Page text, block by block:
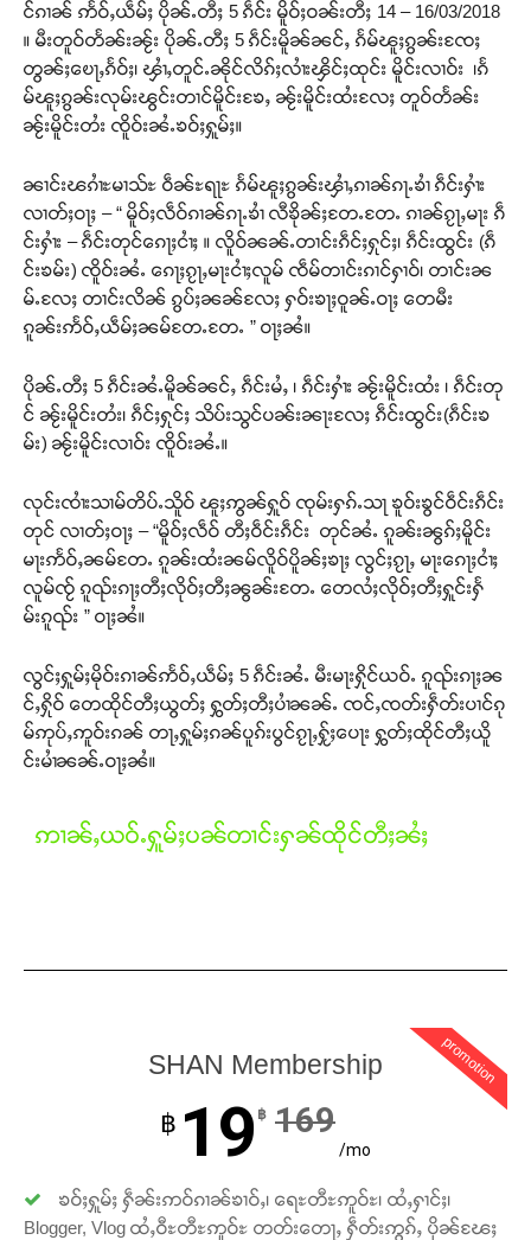
Support SHAN
တႃႇႁႂ်ႈသဵင်ၵၢင်ၸႂ်ၵူၼ်းမိူင်း ၵူႈတီႈၵူႈလႅၼ်ပေႃးတေၸွ
တ်ႇ တူဝ်ႈလုမ်ႈၾႃႉၼၼ်ႉ ၶဝ်ႈႁူမ်ႈၵမ်ႉထႅမ် ၸုမ်းၶၢ
ဝ်ႇၽူႈတွႆႇႁွၵ်ႈ လႆႈယူႇၶႃႈဢေႃႈ။
Donate Now
င်ၵၢၼ် ဢႅဝ်ႇယဵမ်ႈ ပိုၼ်ႉတီႈ 5 ၵဵင်း မိူဝ်ႈဝၼ်းတီႈ 14 – 16/03/2018
။ မီးတူဝ်တႅၼ်းၼႂ်း ပိုၼ်ႉတီႈ 5 ၵဵင်းမိူၼ်ၼင်ႇ ၵႅမ်ၽူႈၵွၼ်းၸႄႈ
တွၼ်ႈၿေႃႇၵႅဝ်ႈ၊ ၾၢႆႇတူင်ႉၼိုင်လိၵ်ႈလၢႆးၾိင်ႈထုင်း မိူင်းလၢဝ်း ၊ၵႅ
မ်ၽူႈၵွၼ်းလုမ်းၽွင်းတၢင်မိူင်းၶႄႇ ၼႂ်းမိူင်းထႆးလႄႈ တူဝ်တႅၼ်း
ၼႂ်းမိူင်းတႆး ၸိူဝ်းၼႆႉၶဝ်ႈႁူမ်ႈ။
ၼၢင်းၽၵၢႆႊမၢသ်ႊ ဝဵၼ်ႊရႃႊ ၵႅမ်ၽူႈၵွၼ်းၾၢႆႇၵၢၼ်ၵႃႉၶၢႆ ၵဵင်းႁၢႆး
လၢတ်ႈဝႃႈ – “ မိူဝ်ႈလဵဝ်ၵၢၼ်ၵႃႉၶၢႆ လီၶိုၼ်ႈတႄႉတႄႉ ၵၢၼ်ၵႂႃႇမႃး ၵဵ
င်းႁၢႆး – ၵဵင်းတုင်ၵေႃႈငၢႆႈ ။ လိူဝ်ၼၼ်ႉတၢင်းၵဵင်ႈႁုင်ႈ၊ ၵဵင်းထွင်း (ၵဵ
င်းၶမ်း) ၸိူဝ်းၼႆႉ ၵေႃႈၵႂႃႇမႃးငၢႆႈလူမ် ၸဵမ်တၢင်းၵၢင်ႁၢဝ်၊ တၢင်းၼ
မ်ႉလႄႈ တၢင်းလိၼ် ၵွပ်ႈၼၼ်လႄႈ ႁဝ်းၶႃႈဝူၼ်ႉဝႃႈ တေမီး
ၵူၼ်းဢႅဝ်ႇယဵမ်ႈၼမ်တႄႉတႄႉ ” ဝႃႈၼႆ။
ပိုၼ်ႉတီႈ 5 ၵဵင်းၼႆႉမိူၼ်ၼင်ႇ ၵဵင်းမႆႇ ၊ ၵဵင်းႁၢႆး ၼႂ်းမိူင်းထႆး ၊ ၵဵင်းတု
င် ၼႂ်းမိူင်းတႆး၊ ၵဵင်ႈႁုင်ႈ သိပ်းသွင်ပၼ်းၼႃးလႄႈ ၵဵင်းထွင်း(ၵဵင်းၶ
မ်း) ၼႂ်းမိူင်းလၢဝ်း ၸိူဝ်းၼႆႉ။
လုင်းၸၢႆးသၢမ်တိပ်ႉသိူဝ် ၽူႈဢွၼ်ႁူဝ် ၸုမ်းႁၵ်ႉသႃ ၶူဝ်းၶွင်ဝဵင်းၵဵင်း
တုင် လၢတ်ႈဝႃႈ – “မိူဝ်ႈလဵဝ် တီႈဝဵင်းၵဵင်း တုင်ၼႆႉ ၵူၼ်းၼွၵ်ႈမိူင်း
မႃးဢႅဝ်ႇၼမ်တႄႉ ၵူၼ်းထႆးၼမ်လိူဝ်ပိူၼ်ႈၶႃႈ လွင်ႈၵႂႃႇ မႃးၵေႃႈငၢႆႈ
လူမ်ၸႂ် ၵူၺ်းၵႃႈတီႈလိုဝ်ႈတီႈၼွၼ်းတႄႉ တေလႆႈလိုဝ်ႈတီႈႁူင်းႁႅ
မ်းၵူၺ်း ” ဝႃႈၼႆ။
လွင်ႈႁူမ်ႈမိုဝ်းၵၢၼ်ဢႅဝ်ႇယဵမ်ႈ 5 ၵဵင်းၼႆႉ မီးမႃးႁိုင်ယဝ်ႉ ၵူၺ်းၵႃႈၼ
င်ႇႁိုဝ် တေထိုင်တီႈယွတ်ႈ ႁွတ်ႈတီႈပၢႆၼၼ်ႉ ၸင်ႇၸတ်းႁဵတ်းပၢင်ၵု
မ်ဢုပ်ႇဢူဝ်းၵၼ် တႃႇႁူမ်ႈၵၼ်ပူၵ်းပွင်ၵႂႃႇႁႂ်ႈပေႃး ႁွတ်ႈထိုင်တီႈယိူ
င်းမၢႆၼၼ်ႉဝႃႈၼႆ။
ဢၢၼ်ႇယဝ်ႉႁူမ်ႈပၼ်တၢင်းႁၼ်ထိုင်တီႈၼႆႈ
promotion
SHAN Membership
฿ 19 ฿ 169
/mo
ၶဝ်ႈႁူမ်ႈ ႁဵၼ်းဢဝ်ၵၢၼ်ၶၢဝ်ႇ၊ ရေႊတီႊဢူဝ်ႊ၊ ထႆႇႁၢင်ႈ၊
Blogger, Vlog ထႆႇဝီႊတီႊဢူဝ်ႊ တတ်းတေႃႇ ႁဵတ်းဢွၵ်ႇ ပိုၼ်ၽႄႈ